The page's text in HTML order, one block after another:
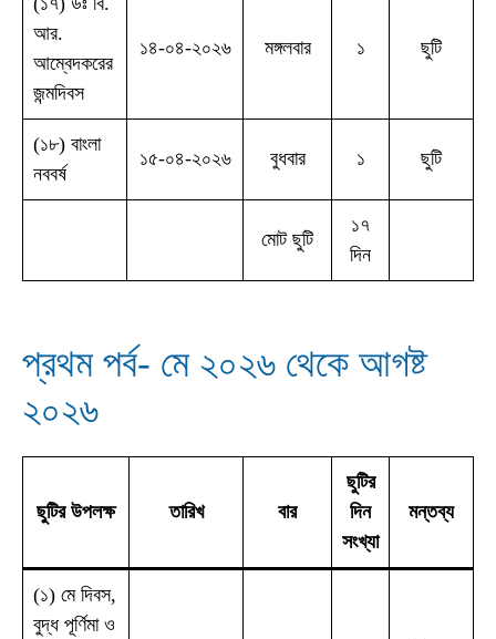
আর.
আম্বেদকরের
জন্মদিবস
১৪-০৪-২০২৬ মঙ্গলবার ১ ছুটি
(১৮) বাংলা
নববর্ষ
১৫-০৪-২০২৬ বুধবার ১ ছুটি
মোট ছুটি
১৭
দিন
প্রথম পর্ব- মে ২০২৬ থেকে আগষ্ট
২০২৬
ছুটির উপলক্ষ তারিখ বার
ছুটির
দিন
সংখ্যা
মন্তব্য
(১) মে দিবস,
বুদ্ধ পূর্ণিমা ও